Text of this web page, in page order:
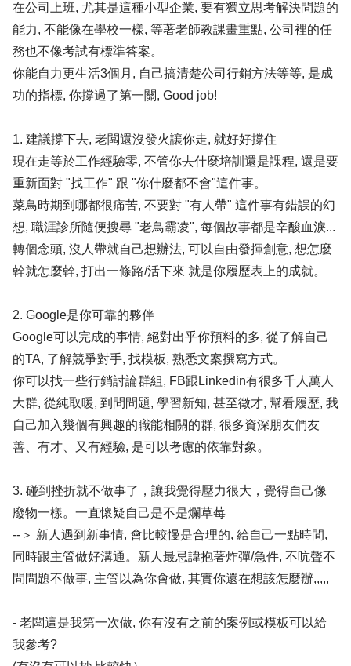
在公司上班, 尤其是這種小型企業, 要有獨立思考解決問題的
能力, 不能像在學校一樣, 等著老師教課畫重點, 公司裡的任
務也不像考試有標準答案。
你能自力更生活3個月, 自己搞清楚公司行銷方法等等, 是成
功的指標, 你撐過了第一關, Good job!
1. 建議撐下去, 老闆還沒發火讓你走, 就好好撐住
現在走等於工作經驗零, 不管你去什麼培訓還是課程, 還是要
重新面對 "找工作" 跟 "你什麼都不會"這件事。
菜鳥時期到哪都很痛苦, 不要對 "有人帶" 這件事有錯誤的幻
想, 職涯診所隨便搜尋 "老鳥霸凌", 每個故事都是辛酸血淚...
轉個念頭, 沒人帶就自己想辦法, 可以自由發揮創意, 想怎麼
幹就怎麼幹, 打出一條路/活下來 就是你履歷表上的成就。
2. Google是你可靠的夥伴
Google可以完成的事情, 絕對出乎你預料的多, 從了解自己
的TA, 了解競爭對手, 找模板, 熟悉文案撰寫方式。
你可以找一些行銷討論群組, FB跟Linkedin有很多千人萬人
大群, 從純取暖, 到問問題, 學習新知, 甚至徵才, 幫看履歷, 我
自己加入幾個有興趣的職能相關的群, 很多資深朋友們友
善、有才、又有經驗, 是可以考慮的依靠對象。
3. 碰到挫折就不做事了，讓我覺得壓力很大，覺得自己像
廢物一樣。一直懷疑自己是不是爛草莓
--＞ 新人遇到新事情, 會比較慢是合理的, 給自己一點時間,
同時跟主管做好溝通。新人最忌諱抱著炸彈/急件, 不吭聲不
問問題不做事, 主管以為你會做, 其實你還在想該怎麼辦,,,,,
- 老闆這是我第一次做, 你有沒有之前的案例或模板可以給
我參考?